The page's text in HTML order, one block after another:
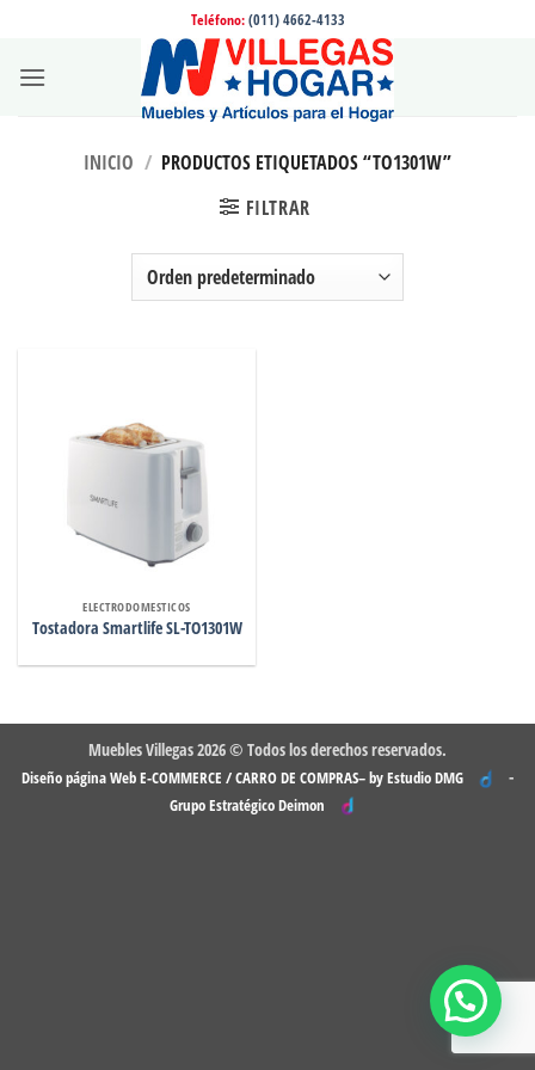
contenido
Teléfono: (011) 4662-4133
INICIO / PRODUCTOS ETIQUETADOS “TO1301W”
FILTRAR
ELECTRODOMESTICOS
Tostadora Smartlife SL-TO1301W
Muebles Villegas 2026 © Todos los derechos reservados.
Diseño página Web E-COMMERCE / CARRO DE COMPRAS– by Estudio DMG -
Grupo Estratégico Deimon